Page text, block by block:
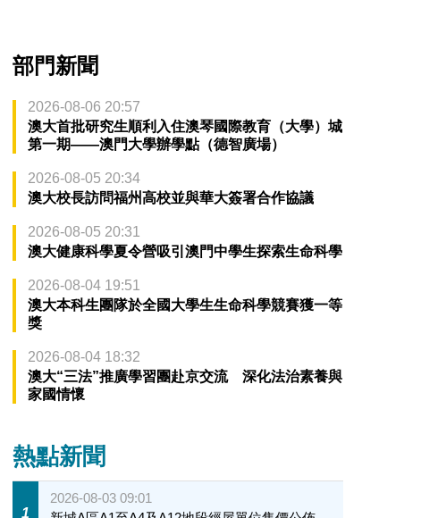
部門新聞
2026-08-06 20:57
澳大首批研究生順利入住澳琴國際教育（大學）城
第一期——澳門大學辦學點（德智廣場）
2026-08-05 20:34
澳大校長訪問福州高校並與華大簽署合作協議
2026-08-05 20:31
澳大健康科學夏令營吸引澳門中學生探索生命科學
2026-08-04 19:51
澳大本科生團隊於全國大學生生命科學競賽獲一等
獎
2026-08-04 18:32
澳大“三法”推廣學習團赴京交流 深化法治素養與
家國情懷
熱點新聞
1
2026-08-03 09:01